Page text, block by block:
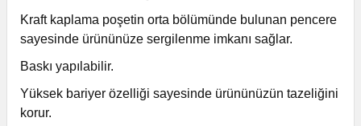
Kraft kaplama poşetin orta bölümünde bulunan pencere
sayesinde ürününüze sergilenme imkanı sağlar.
Baskı yapılabilir.
Yüksek bariyer özelliği sayesinde ürününüzün tazeliğini
korur.